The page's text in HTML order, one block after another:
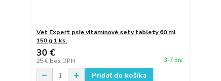
Vet Expert psie vitamínové sety tablety 60 ml
150 g 1 ks.
30 €
25 € bez DPH 3-7 dní
Pridať do košíka